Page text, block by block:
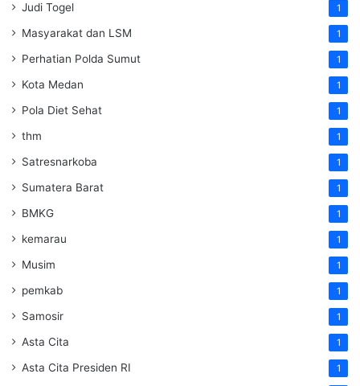
Judi Togel 1
Masyarakat dan LSM 1
Perhatian Polda Sumut 1
Kota Medan 1
Pola Diet Sehat 1
thm 1
Satresnarkoba 1
Sumatera Barat 1
BMKG 1
kemarau 1
Musim 1
pemkab 1
Samosir 1
Asta Cita 1
Asta Cita Presiden RI 1